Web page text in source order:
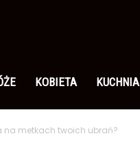
KOBIETA KUCHNIA
na metkach twoich ubrań?